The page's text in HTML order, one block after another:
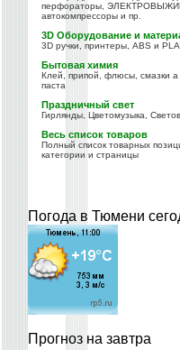
перфораторы,
автокомпрессоры и пр.
3D Оборудование и
3D ручки, принтеры, ABS и PLA
Бытовая химия
Клей, припой, флюсы, смазки
паста
Праздничный свет
Гирлянды, Цветомузыка,
Весь список товаров
Полный список товарных
категории и страницы
Погода в Тюмени
Прогноз на завтра